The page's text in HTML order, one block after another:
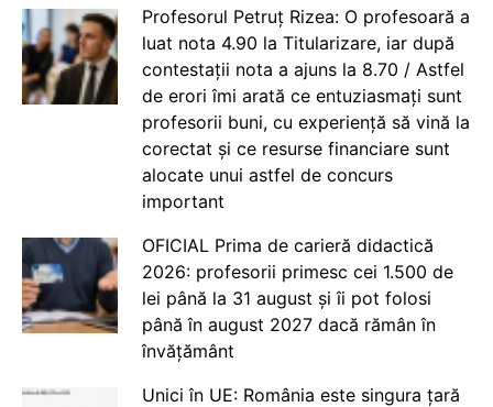
Profesorul Petruț Rizea: O profesoară a
luat nota 4.90 la Titularizare, iar după
contestații nota a ajuns la 8.70 / Astfel
de erori îmi arată ce entuziasmați sunt
profesorii buni, cu experiență să vină la
corectat și ce resurse financiare sunt
alocate unui astfel de concurs
important
OFICIAL Prima de carieră didactică
2026: profesorii primesc cei 1.500 de
lei până la 31 august și îi pot folosi
până în august 2027 dacă rămân în
învățământ
Unici în UE: România este singura țară